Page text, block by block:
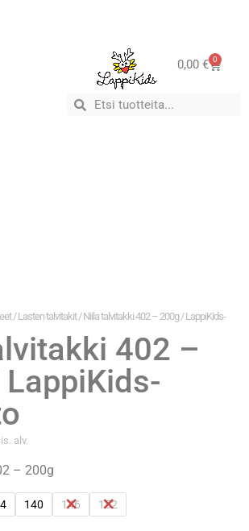
0,00 € 0
/Lasten talvitakit/ Niila talvitakki 402 – 200g / LappiKids-
402 –
alv.
– 200g
140 146 152